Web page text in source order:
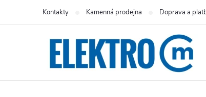
Kontakty Kamenná prodejna Doprava a